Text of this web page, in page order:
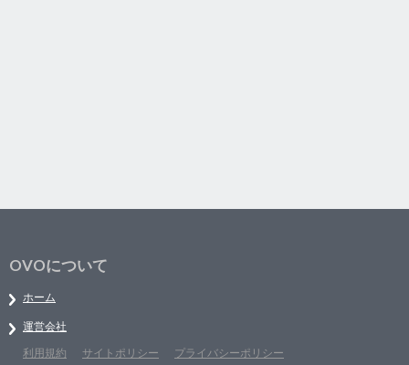
OVOについて
ホーム
運営会社
利用規約
サイトポリシー プライバシーポリシー